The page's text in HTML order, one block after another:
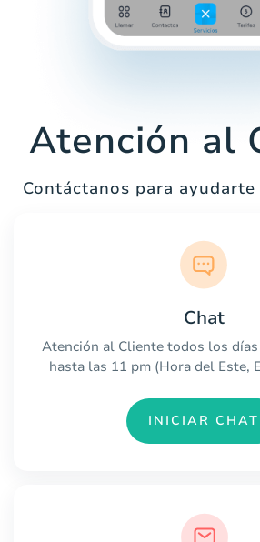
Atención al
Contáctanos para
Chat
Atención al Cliente todos los
hasta las 11 pm (Hora del Este,
INICIAR CHAT